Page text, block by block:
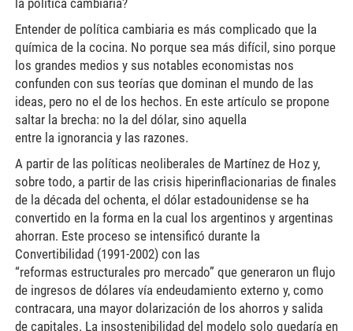
Entender de política cambiaria es más complicado que la
química de la cocina. No porque sea más difícil, sino porque
los grandes medios y sus notables economistas nos
confunden con sus teorías que dominan el mundo de las
ideas, pero no el de los hechos. En este artículo se propone
saltar la brecha: no la del dólar, sino aquella
entre la ignorancia y las razones.
A partir de las políticas neoliberales de Martínez de Hoz y,
sobre todo, a partir de las crisis hiperinflacionarias de finales
de la década del ochenta, el dólar estadounidense se ha
convertido en la forma en la cual los argentinos y argentinas
ahorran. Este proceso se intensificó durante la
Convertibilidad (1991-2002) con las
“reformas estructurales pro mercado” que generaron un flujo
de ingresos de dólares vía endeudamiento externo y, como
contracara, una mayor dolarización de los ahorros y salida
de capitales. La insostenibilidad del modelo solo quedaría en